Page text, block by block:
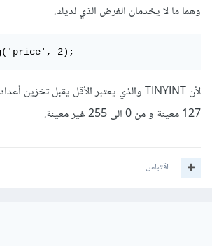
وهما ما لا يخدمان الغرض الذي لديك.
2);
127 معينة و من 0 الى 255 غير معينة.
اقتباس